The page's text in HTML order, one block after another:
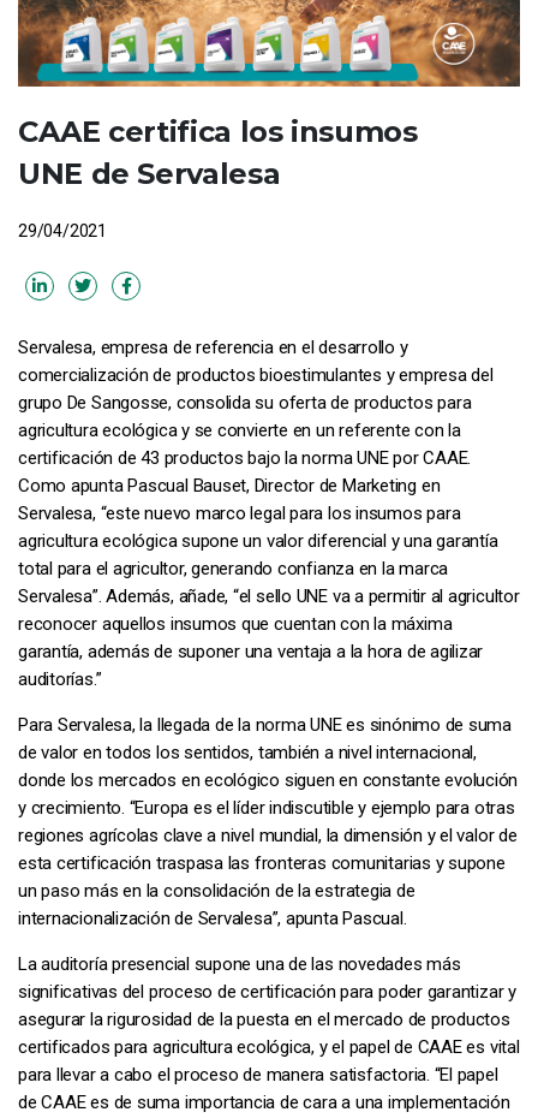
CAAE certifica los insumos
UNE de Servalesa
29/04/2021
Servalesa, empresa de referencia en el desarrollo y
comercialización de productos bioestimulantes y empresa del
grupo De Sangosse, consolida su oferta de productos para
agricultura ecológica y se convierte en un referente con la
certificación de 43 productos bajo la norma UNE por CAAE.
Como apunta Pascual Bauset, Director de Marketing en
Servalesa, “este nuevo marco legal para los insumos para
agricultura ecológica supone un valor diferencial y una garantía
total para el agricultor, generando confianza en la marca
Servalesa”. Además, añade, “el sello UNE va a permitir al agricultor
reconocer aquellos insumos que cuentan con la máxima
garantía, además de suponer una ventaja a la hora de agilizar
auditorías.”
Para Servalesa, la llegada de la norma UNE es sinónimo de suma
de valor en todos los sentidos, también a nivel internacional,
donde los mercados en ecológico siguen en constante evolución
y crecimiento. “Europa es el líder indiscutible y ejemplo para otras
regiones agrícolas clave a nivel mundial, la dimensión y el valor de
esta certificación traspasa las fronteras comunitarias y supone
un paso más en la consolidación de la estrategia de
internacionalización de Servalesa”, apunta Pascual.
La auditoría presencial supone una de las novedades más
significativas del proceso de certificación para poder garantizar y
asegurar la rigurosidad de la puesta en el mercado de productos
certificados para agricultura ecológica, y el papel de CAAE es vital
para llevar a cabo el proceso de manera satisfactoria. “El papel
de CAAE es de suma importancia de cara a una implementación